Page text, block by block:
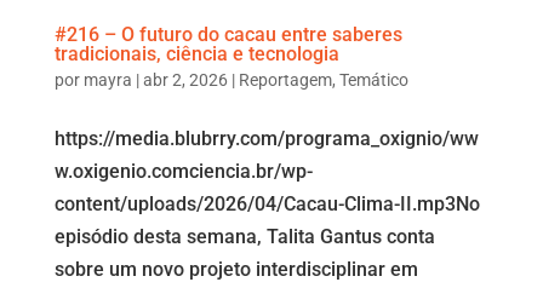
#216 – O futuro do cacau entre saberes
tradicionais, ciência e tecnologia
por mayra |abr 2, 2026| Reportagem, Temático
https://media.blubrry.com/programa_oxignio/ww
w.oxigenio.comciencia.br/wp-
content/uploads/2026/04/Cacau-Clima-II.mp3No
episódio desta semana, Talita Gantus conta
sobre um novo projeto interdisciplinar em